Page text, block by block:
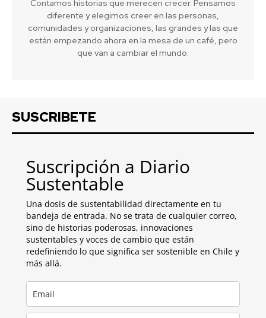
Contamos historias que merecen crecer. Pensamos
diferente y elegimos creer en las personas,
comunidades y organizaciones, las grandes y las que
están empezando ahora en la mesa de un café, pero
que van a cambiar el mundo.
SUSCRIBETE
Suscripción a Diario
Sustentable
Una dosis de sustentabilidad directamente en tu
bandeja de entrada. No se trata de cualquier correo,
sino de historias poderosas, innovaciones
sustentables y voces de cambio que están
redefiniendo lo que significa ser sostenible en Chile y
más allá.